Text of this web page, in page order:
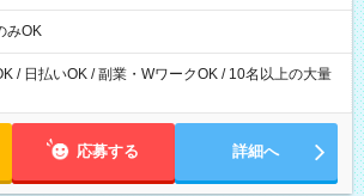
みOK
/ 日払いOK / 副業・WワークOK / 10名以上の大量
応募する 詳細へ